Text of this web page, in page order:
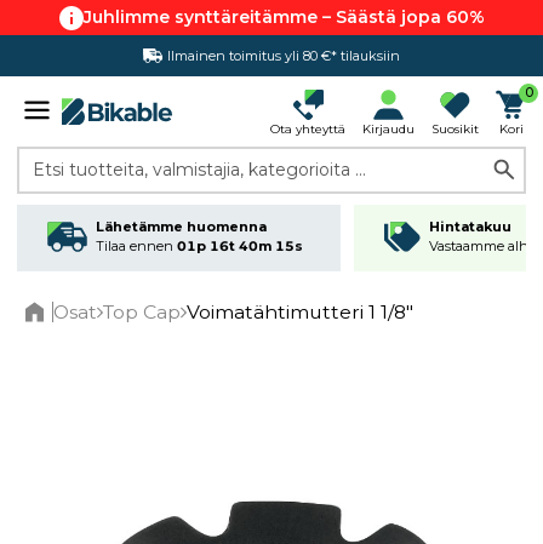
Juhlimme synttäreitämme – Säästä jopa 60%
Ilmainen toimitus yli 80 €* tilauksiin
Ota yhteyttä Kirjaudu Suosikit
0
Kori
Etsi tuotteita, valmistajia, kategorioita ...
Lähetämme huomenna
Tilaa ennen 01p 16t 40m 15s
Hintatakuu
Vastaamme
Osat Top Cap Voimatähtimutteri 1 1/8"